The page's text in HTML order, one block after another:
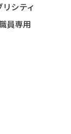
リシティ
員専用